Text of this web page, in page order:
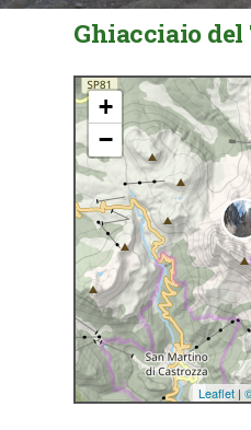
Ghiacciaio